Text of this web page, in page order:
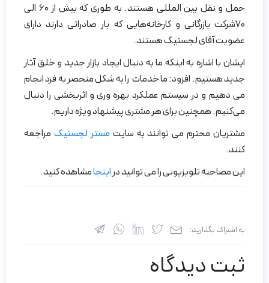
حمل و نقل بین المللی هستند. به طوری که بیش از ۶۰ الی
۷۰شرکت بازرگانی و کارخانه‌هایی که بار صادراتی دارند دارای
عضویت آقای لجستیک هستند.
ایشان با اشاره به اینکه ما به دنبال ایجاد بازار جدید و خلق آثار
جدید هستیم. افزود: ما خدمات را به شکل منحصر به فرد انجام
می دهیم و در سیستم عملکرد بهره وری و اثربخشی را دنبال
می‌کنیم. همچنین برای هر مشتری پیشنهاد ویژه داریم.
مشتریان محترم می توانند به سایت مستر لجستیک مراجعه
کنند.
این مصاحبه تلویزیونی را می توانید دراینجامشاهده کنید.
به اشتراک بگذارید:
ثبت دیدگاه